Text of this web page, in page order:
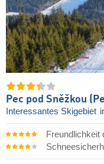
Pec pod Sněžkou
Interessantes Skigebiet
Freundlichkeit